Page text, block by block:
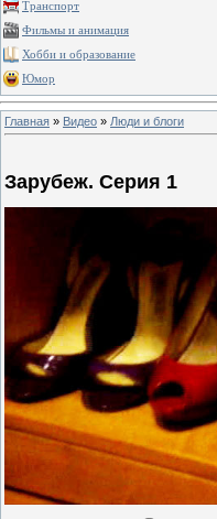
Транспорт
Фильмы и анимация
Хобби и образование
Юмор
Главная » Видео » Люди и блоги
Зарубеж. Серия 1